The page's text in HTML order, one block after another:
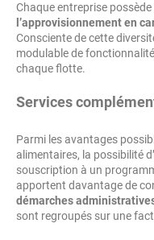
Chaque entreprise possède
l’approvisionnement en
Consciente de cette
modulable de
chaque flotte.
Services
Parmi les avantages
alimentaires, la possibilité
souscription à un
apportent davantage de
démarches
sont regroupés sur une